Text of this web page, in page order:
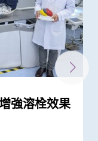
強溶栓效果
頸癌發病風
病率高於
風險趨升
精準、安全
塞
圖像導航手
用激光消
傳輸的「生
破現有儀
化道疾病
孔微創機械
效深入以
人 完成全
膀胱腫瘤整
舌下神經植
微型機械人
栓塞治療
工智能系統
學科醫療機
和治療的
醫學科技
心血管疾病
理工學院結
腸胃病
咽癌患者1人
了解口腔感
生社交能力
童學習及言
與研究計
升聽障人士
合聽力測試
榮獲華爾
及最受觀...